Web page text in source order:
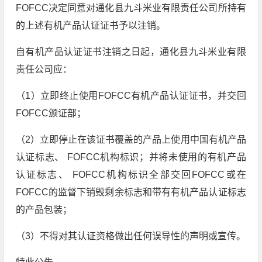
FOFCC决定同意对通化县九斗米业有限责任公司所持有
的上述有机产品认证证书予以注销。
自有机产品认证证书注销之日起，通化县九斗米业有限
责任公司应：
（1）立即终止使用FOFCC有机产品认证证书，并交回
FOFCC颁证部；
（2）立即停止在该证书覆盖的产品上使用中国有机产品
认证标志、 FOFCC机构标识；并将未使用的有机产品
认证标志、 FOFCC机构标识全部交回FOFCC或在
FOFCC的监督下销毁剩余标志和带有有机产品认证标志
的产品包装；
（3）不得对其认证资格做出任何误导性的声明或宣传。